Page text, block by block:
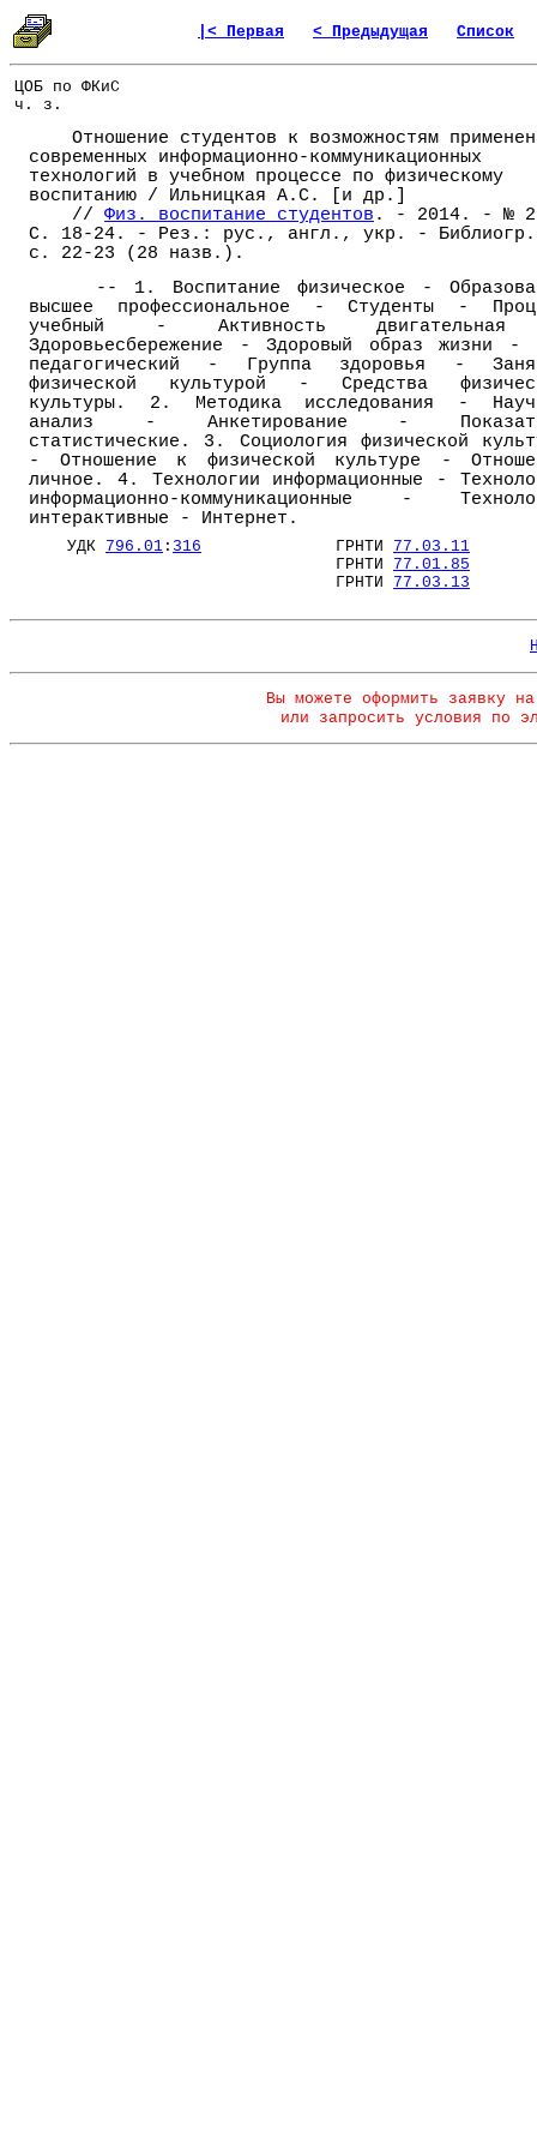
|< Первая < Предыдущая Список
ЦОБ по ФКиС
ч. з.
Отношение студентов к возможностям
современных информационно-коммуникационных
технологий в учебном процессе по физическому
воспитанию / Ильницкая А.С. [и др.]
// Физ. воспитание студентов . - 2014. - №
С. 18-24. - Рез.: рус., англ., укр. -
с. 22-23 (28 назв.).
-- 1. Воспитание физическое -
высшее профессиональное - Студенты -
учебный - Активность
Здоровьесбережение - Здоровый образ жизни -
педагогический - Группа здоровья -
физической культурой - Средства
культуры. 2. Методика исследования -
анализ - Анкетирование -
статистические. 3. Социология физической
- Отношение к физической культуре -
личное. 4. Технологии информационные -
информационно-коммуникационные -
интерактивные - Интернет.
УДК 796.01 : 316 ГРНТИ 77.03.11
ГРНТИ 77.01.85
ГРНТИ 77.03.13
Вы можете оформить заявку
или запросить условия по